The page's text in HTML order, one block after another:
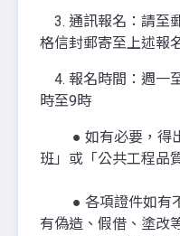
3. 通訊報名：請至
格信封郵寄至上述報
4. 報名時間：週一
時至9時
● 如有必要，得出
班」或「公共工程品
● 各項證件如有不
有偽造、假借、塗改